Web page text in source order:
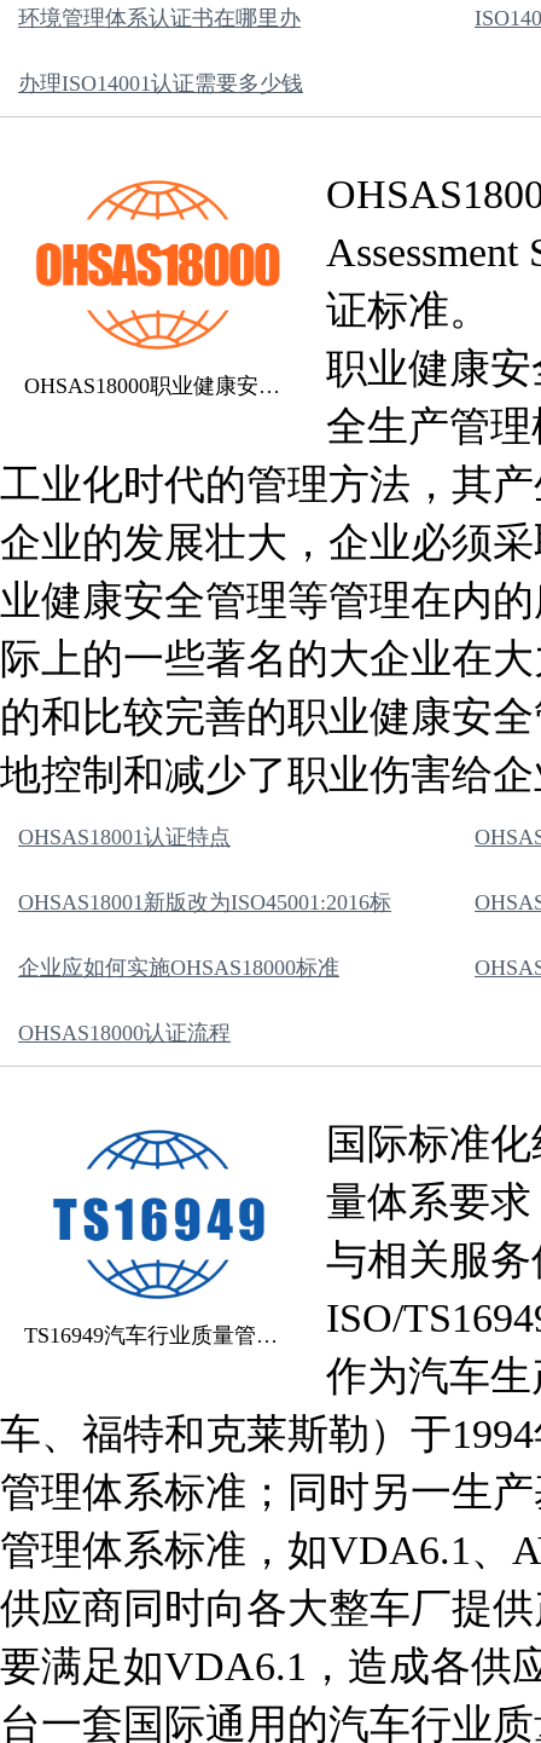
环境管理体系认证书在哪里办
办理ISO14001认证需要多少钱
OHSAS18000职业健康安全管理体系认证
证标准。
职业健康
全生产管理
工业化时代的管理方法，其
企业的发展壮大，企业必须
业健康安全管理等管理在内
际上的一些著名的大企业在
的和比较完善的职业健康安
地控制和减少了职业伤害给
OHSAS18001认证特点
OHSAS18001新版改为ISO45001:2016标
企业应如何实施OHSAS18000标准
OHSAS18000认证流程
TS16949汽车行业质量管理体系认证
国际标准
量体系要
与相关服务
ISO/
作为汽车
车、福特和克莱斯勒）于
管理体系标准；同时另一生
管理体系标准，如VDA6.1、
供应商同时向各大整车厂提
要满足如VDA6.1，造成各供
台一套国际通用的汽车行业